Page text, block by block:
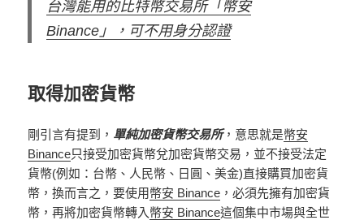
台灣能用的比特幣交易所「幣安
Binance」，可不用身分認證
取得加密貨幣
剛引言有提到， 單純加密貨幣交易所，意思就是幣安
Binance只接受加密貨幣兌加密貨幣交易，並不接受法定
貨幣(例如：台幣、人民幣、日圓、美金)直接購買加密貨
幣，換而言之，要使用幣安 Binance ，必須先擁有加密貨
幣，再將加密貨幣轉入 幣安 Binance這個集中市場與全世